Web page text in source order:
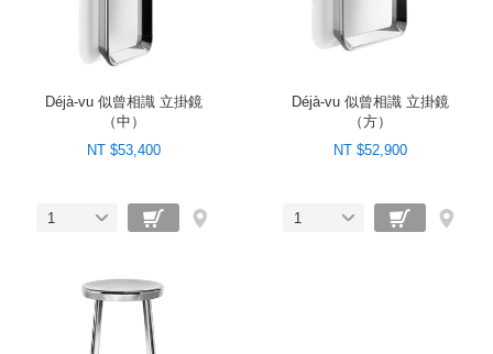
Déjà-vu 似曾相識 立掛鏡
（中）
NT $53,400
1
Déjà-vu 似曾相識 立掛鏡
（方）
NT $52,900
1